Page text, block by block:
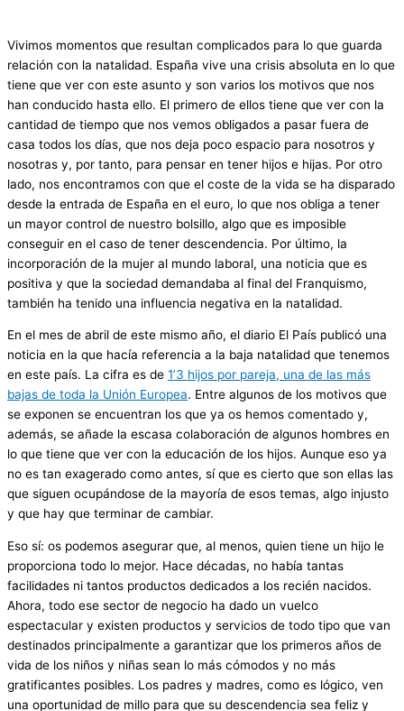
Vivimos momentos que resultan complicados para lo que guarda
relación con la natalidad. España vive una crisis absoluta en lo que
tiene que ver con este asunto y son varios los motivos que nos
han conducido hasta ello. El primero de ellos tiene que ver con la
cantidad de tiempo que nos vemos obligados a pasar fuera de
casa todos los días, que nos deja poco espacio para nosotros y
nosotras y, por tanto, para pensar en tener hijos e hijas. Por otro
lado, nos encontramos con que el coste de la vida se ha disparado
desde la entrada de España en el euro, lo que nos obliga a tener
un mayor control de nuestro bolsillo, algo que es imposible
conseguir en el caso de tener descendencia. Por último, la
incorporación de la mujer al mundo laboral, una noticia que es
positiva y que la sociedad demandaba al final del Franquismo,
también ha tenido una influencia negativa en la natalidad.
En el mes de abril de este mismo año, el diario El País publicó una
noticia en la que hacía referencia a la baja natalidad que tenemos
en este país. La cifra es de 1’3 hijos por pareja, una de las más
bajas de toda la Unión Europea. Entre algunos de los motivos que
se exponen se encuentran los que ya os hemos comentado y,
además, se añade la escasa colaboración de algunos hombres en
lo que tiene que ver con la educación de los hijos. Aunque eso ya
no es tan exagerado como antes, sí que es cierto que son ellas las
que siguen ocupándose de la mayoría de esos temas, algo injusto
y que hay que terminar de cambiar.
Eso sí: os podemos asegurar que, al menos, quien tiene un hijo le
proporciona todo lo mejor. Hace décadas, no había tantas
facilidades ni tantos productos dedicados a los recién nacidos.
Ahora, todo ese sector de negocio ha dado un vuelco
espectacular y existen productos y servicios de todo tipo que van
destinados principalmente a garantizar que los primeros años de
vida de los niños y niñas sean lo más cómodos y no más
gratificantes posibles. Los padres y madres, como es lógico, ven
una oportunidad de millo para que su descendencia sea feliz y